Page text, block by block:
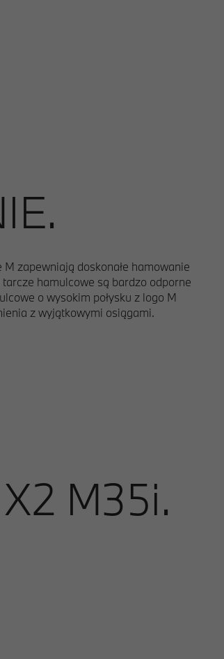
zapewniają doskonałe hamowanie
hamulcowe są bardzo odporne
o wysokim połysku z logo M
z wyjątkowymi osiągami.
M35i.